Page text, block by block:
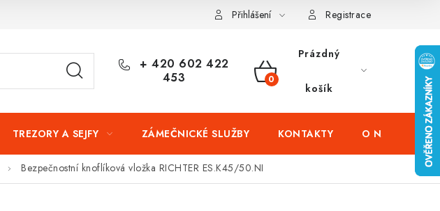
Zabezpečení firem (administrativních budov) a
Přihlášení Registrace
+ 420 602 422
453
NÁKUPNÍ
Prázdný
košík
TREZORY A SEJFY ZÁMEČNICKÉ SLUŽBY KONTAKTY O NÁS
Bezpečnostní knoflíková vložka RICHTER ES.K45/50.NI